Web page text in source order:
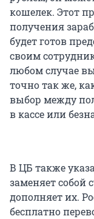
кошелек. Этот
получения
будет готов
своим
любом случае
точно так же,
выбор между
в кассе или
В ЦБ также
заменяет собой
дополняет их.
бесплатно